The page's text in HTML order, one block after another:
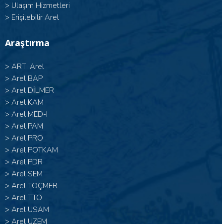
> Ulaşım Hizmetleri
> Erişilebilir Arel
Araştırma
> ARTI Arel
> Arel BAP
> Arel DİLMER
> Arel KAM
> Arel MED-I
> Arel PAM
> Arel PRO
> Arel POTKAM
> Arel PDR
> Arel SEM
> Arel TOÇMER
> Arel TTO
> Arel USAM
> Arel UZEM